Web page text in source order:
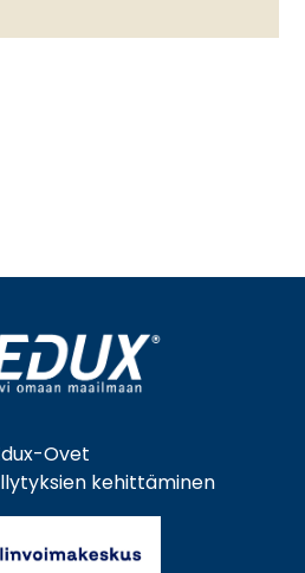
Ovet
kehittäminen